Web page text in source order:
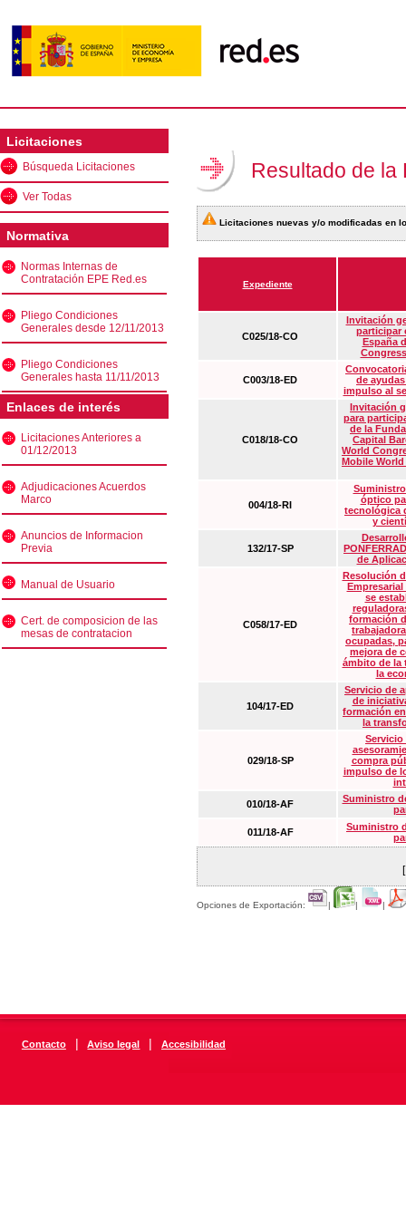
Licitaciones
Búsqueda Licitaciones
Ver Todas
Normativa
Normas Internas de
Contratación EPE Red.es
Pliego Condiciones
Generales desde 12/11/2013
Pliego Condiciones
Generales hasta 11/11/2013
Enlaces de interés
Licitaciones Anteriores a
01/12/2013
Adjudicaciones Acuerdos
Marco
Anuncios de Informacion
Previa
Manual de Usuario
Cert. de composicion de las
mesas de contratacion
Resultado de la
Licitaciones nuevas y/o modificadas en
Expediente
C025/18-CO
Invitación
participar
España
C003/18-ED
de
impulso al
C018/18-CO
Invitación
para
de la
Capital
World
Mobile
004/18-RI
óptico
tecnológica
y
132/17-SP
de
C058/17-ED
Resolución
Empresarial
se
formación
ocupadas,
mejora de
ámbito de la
la
104/17-ED
Servicio de
de
formación
la
029/18-SP
Servicio
compra
impulso de
010/18-AF
Suministro
011/18-AF
Suministro
Opciones de Exportación: | | |
Contacto | Aviso legal | Accesibilidad